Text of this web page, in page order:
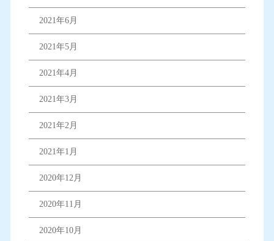
2021年6月
2021年5月
2021年4月
2021年3月
2021年2月
2021年1月
2020年12月
2020年11月
2020年10月